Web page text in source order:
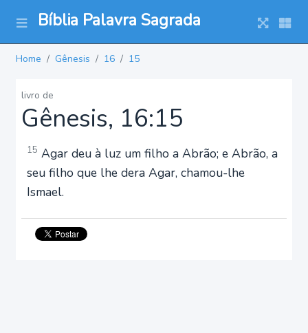
Bíblia Palavra Sagrada
Home Gênesis 16 15
livro de
Gênesis, 16:15
15 Agar deu à luz um filho a Abrão; e Abrão, a
seu filho que lhe dera Agar, chamou-lhe
Ismael.